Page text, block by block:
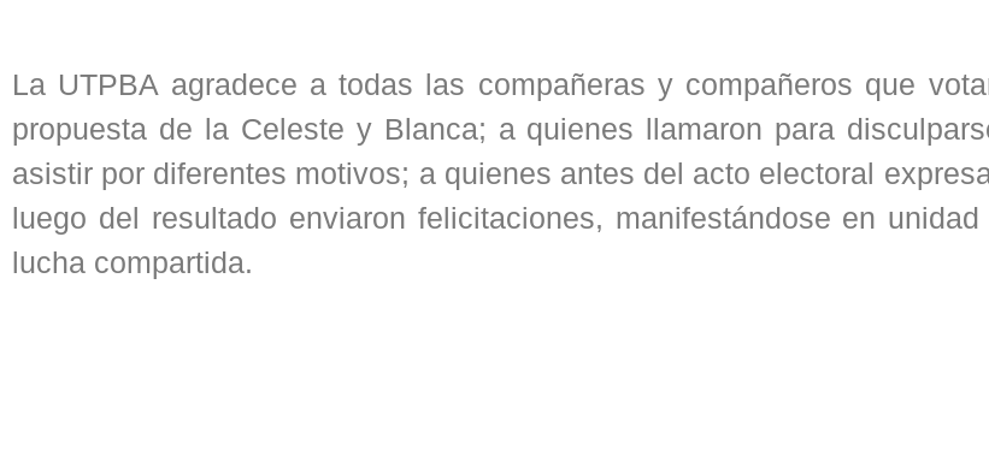
La UTPBA agradece a todas las compañeras y compañeros que
propuesta de la Celeste y Blanca; a quienes llamaron para
asistir por diferentes motivos; a quienes antes del acto electoral
luego del resultado enviaron felicitaciones, manifestándose en
lucha compartida.